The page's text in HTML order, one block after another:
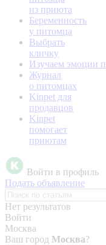
из приюта
Беременность
у питомца
Выбрать
кличку
Изучаем эмоции
Журнал
о питомцах
Kinpet для
продавцов
Kinpet
помогает
приютам
Войти в профиль
Подать объявление
Нет результатов
Войти
Москва
Ваш город Москва?